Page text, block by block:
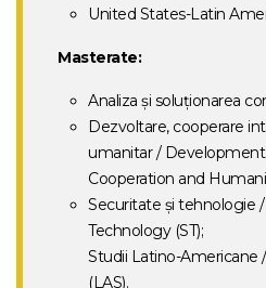
United States-Latin
Masterate:
Analiza și soluționarea
Dezvoltare, cooperare
umanitar /
Cooperation and
Securitate şi tehnologie
Technology (ST);
Studii Latino-Americane
(LAS).